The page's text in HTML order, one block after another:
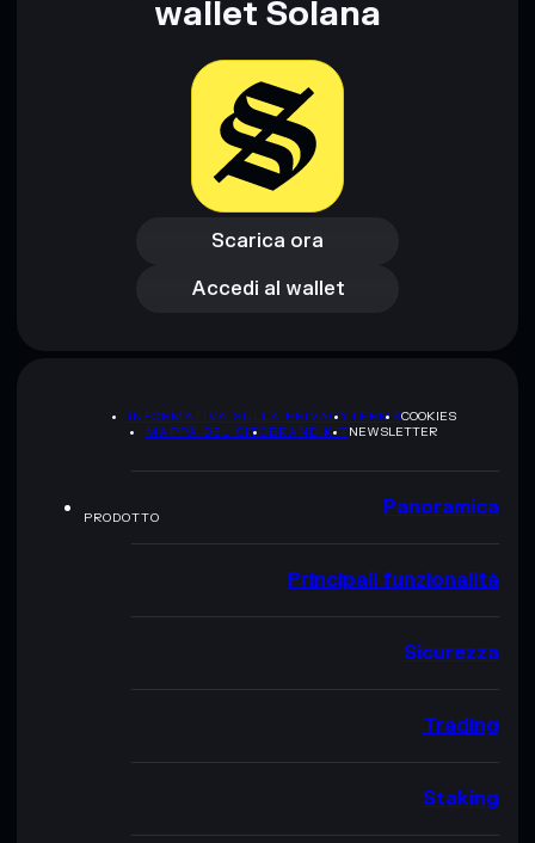
wallet Solana
Scarica ora
Scarica ora
Accedi al wallet
Accedi al wallet
INFORMATIVA SULLA PRIVACYTERMSCOOKIES
MAPPA DEL SITOBRAND KITNEWSLETTER
PRODOTTO Panoramica
Principali funzionalità
Sicurezza
Trading
Staking